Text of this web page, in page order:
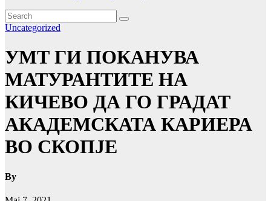
Uncategorized
УМТ ГИ ПОКАНУВА
МАТУРАНТИТЕ НА
КИЧЕВО ДА ГО ГРАДАТ
АКАДЕМСКАТА КАРИЕРА
ВО СКОПЈЕ
By